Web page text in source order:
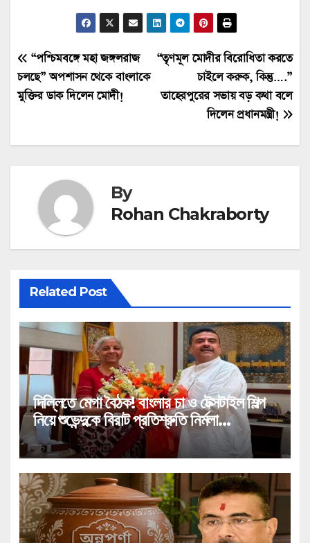
Post
navigation
“তৃণমূল মোদীর বিরোধিতা করতে
চাইলে করুক, কিন্তু….”
তাহেরপুরের সভায় বড় কথা বলে
দিলেন প্রধানমন্ত্রী!
“পশ্চিমবঙ্গে মহা জঙ্গলরাজ
চলছে” অপশাসন থেকে বাংলাকে
মুক্তির ডাক দিলেন মোদী!
By
Rohan Chakraborty
Related Post
দিল্লিতে মেগা বৈঠক! বাংলার চা ও টেক্সটাইল শিল্প
নিয়ে শুভেন্দুকে বিরাট প্রতিশ্রুতি নির্মলা
সীতারামণের!